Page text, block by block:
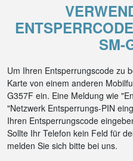
SM-
Um Ihren Entsperrungscode zu
Karte von einem anderen
G357F ein. Eine Meldung wie
"Netzwerk Entsperrungs-PIN
Ihren Entsperrungscode
Sollte Ihr Telefon kein Feld für
melden Sie sich bitte bei uns.